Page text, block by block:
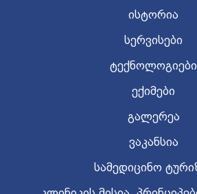
ისტორია
სერვისები
ტექნოლოგიები
ექიმები
გალერეა
ვაკანსია
სამედიცინო